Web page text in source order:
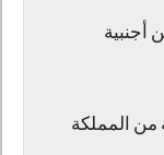
المملكة